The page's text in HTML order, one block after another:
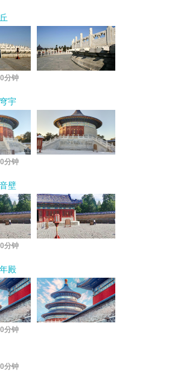
分钟
宇
分钟
壁
分钟
殿
分钟
分钟